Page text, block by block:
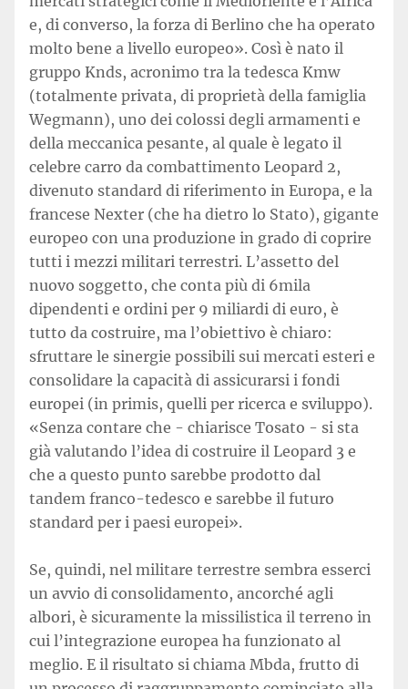
e, di converso, la forza di Berlino che ha operato
molto bene a livello europeo». Così è nato il
gruppo Knds, acronimo tra la tedesca Kmw
(totalmente privata, di proprietà della famiglia
Wegmann), uno dei colossi degli armamenti e
della meccanica pesante, al quale è legato il
celebre carro da combattimento Leopard 2,
divenuto standard di riferimento in Europa, e la
francese Nexter (che ha dietro lo Stato), gigante
europeo con una produzione in grado di coprire
tutti i mezzi militari terrestri. L’assetto del
nuovo soggetto, che conta più di 6mila
dipendenti e ordini per 9 miliardi di euro, è
tutto da costruire, ma l’obiettivo è chiaro:
sfruttare le sinergie possibili sui mercati esteri e
consolidare la capacità di assicurarsi i fondi
europei (in primis, quelli per ricerca e sviluppo).
«Senza contare che - chiarisce Tosato - si sta
già valutando l’idea di costruire il Leopard 3 e
che a questo punto sarebbe prodotto dal
tandem franco-tedesco e sarebbe il futuro
standard per i paesi europei».
Se, quindi, nel militare terrestre sembra esserci
un avvio di consolidamento, ancorché agli
albori, è sicuramente la missilistica il terreno in
cui l’integrazione europea ha funzionato al
meglio. E il risultato si chiama Mbda, frutto di